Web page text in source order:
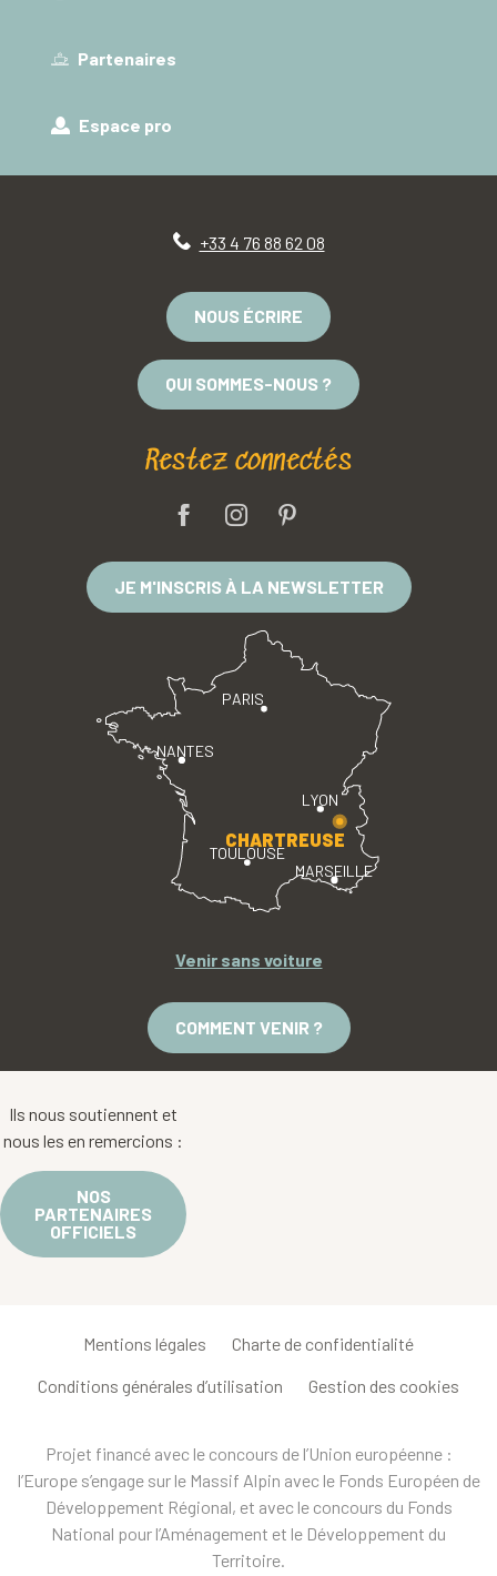
Partenaires
Espace pro
+33 4 76 88 62 08
NOUS ÉCRIRE
QUI SOMMES-NOUS ?
Restez connectés
JE M'INSCRIS À LA NEWSLETTER
PARIS
LYON
TOULOUSE
MARSEILLE
NANTES
CHARTREUSE
Venir sans voiture
COMMENT VENIR ?
Ils nous soutiennent et
nous les en remercions :
NOS
PARTENAIRES
OFFICIELS
Mentions légales Charte de confidentialité
Conditions générales d’utilisation Gestion des cookies
Projet financé avec le concours de l’Union européenne :
l’Europe s’engage sur le Massif Alpin avec le Fonds Européen de
Développement Régional, et avec le concours du Fonds
National pour l’Aménagement et le Développement du
Territoire.